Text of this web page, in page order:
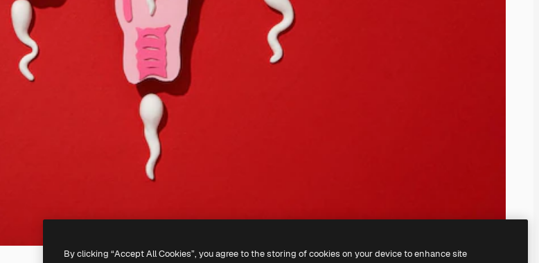
By clicking “Accept All Cookies”, you agree to the storing of cookies on your device to enhance site